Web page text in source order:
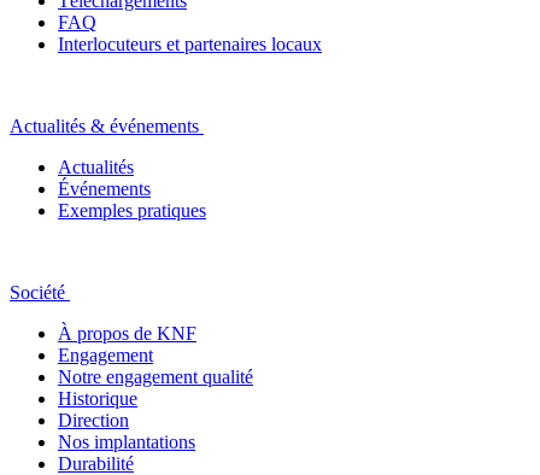
FAQ
Interlocuteurs et partenaires locaux
Actualités & événements
Actualités
Événements
Exemples pratiques
Société
À propos de KNF
Engagement
Notre engagement qualité
Historique
Direction
Nos implantations
Durabilité